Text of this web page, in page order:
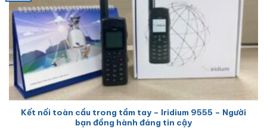
Kết nối toàn cầu trong tầm tay – Iridium 9555 – Người
bạn đồng hành đáng tin cậy